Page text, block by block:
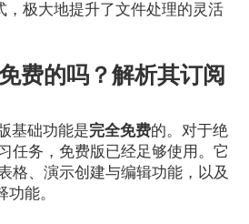
，极大地提升了文件处理的灵活
费的吗？解析其订阅
基础功能是完全免费的。对于绝
任务，免费版已经足够使用。它
格、演示创建与编辑功能，以及
能。